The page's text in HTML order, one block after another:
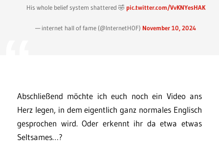
His whole belief system shattered 🤣 pic.twitter.com/VvKNYesHAK
— internet hall of fame (@InternetH0F) November 10, 2024
Abschließend möchte ich euch noch ein Video ans
Herz legen, in dem eigentlich ganz normales Englisch
gesprochen wird. Oder erkennt ihr da etwa etwas
Seltsames…?